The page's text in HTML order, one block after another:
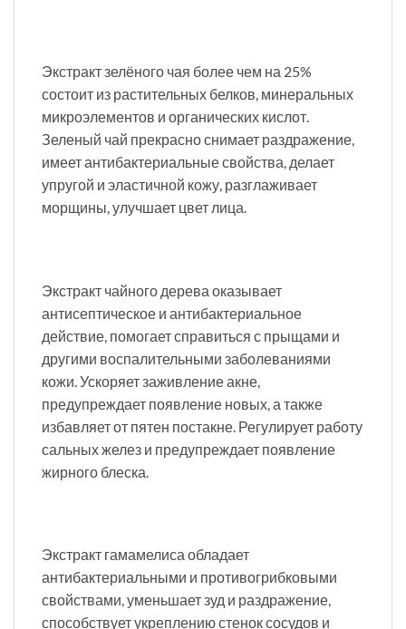
Экстракт зелёного чая более чем на 25%
состоит из растительных белков, минеральных
микроэлементов и органических кислот.
Зеленый чай прекрасно снимает раздражение,
имеет антибактериальные свойства, делает
упругой и эластичной кожу, разглаживает
морщины, улучшает цвет лица.
Экстракт чайного дерева оказывает
антисептическое и антибактериальное
действие, помогает справиться с прыщами и
другими воспалительными заболеваниями
кожи. Ускоряет заживление акне,
предупреждает появление новых, а также
избавляет от пятен постакне. Регулирует работу
сальных желез и предупреждает появление
жирного блеска.
Экстракт гамамелиса обладает
антибактериальными и противогрибковыми
свойствами, уменьшает зуд и раздражение,
способствует укреплению стенок сосудов и